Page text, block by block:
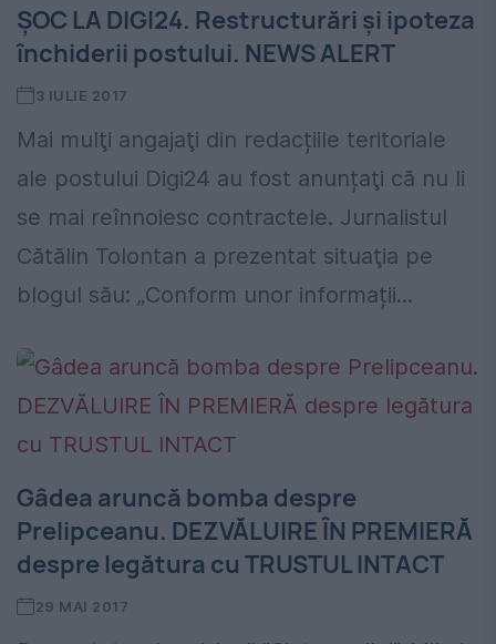
ŞOC LA DIGI24. Restructurări şi ipoteza
închiderii postului. NEWS ALERT
3 IULIE 2017
Mai mulţi angajaţi din redacțiile teritoriale
ale postului Digi24 au fost anunțaţi că nu li
se mai reînnoiesc contractele. Jurnalistul
Cătălin Tolontan a prezentat situaţia pe
blogul său: „Conform unor informații...
Gâdea aruncă bomba despre
Prelipceanu. DEZVĂLUIRE ÎN PREMIERĂ
despre legătura cu TRUSTUL INTACT
29 MAI 2017